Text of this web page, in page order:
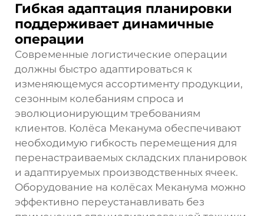
Гибкая адаптация планировки
поддерживает динамичные
операции
Современные логистические операции
должны быстро адаптироваться к
изменяющемуся ассортименту продукции,
сезонным колебаниям спроса и
эволюционирующим требованиям
клиентов. Колёса Меканума обеспечивают
необходимую гибкость перемещения для
перенастраиваемых складских планировок
и адаптируемых производственных ячеек.
Оборудование на колёсах Меканума можно
эффективно переустанавливать без